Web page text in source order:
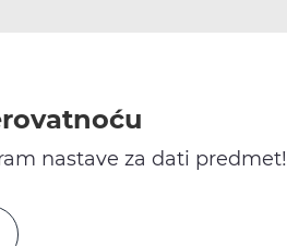
nastave za dati predmet!